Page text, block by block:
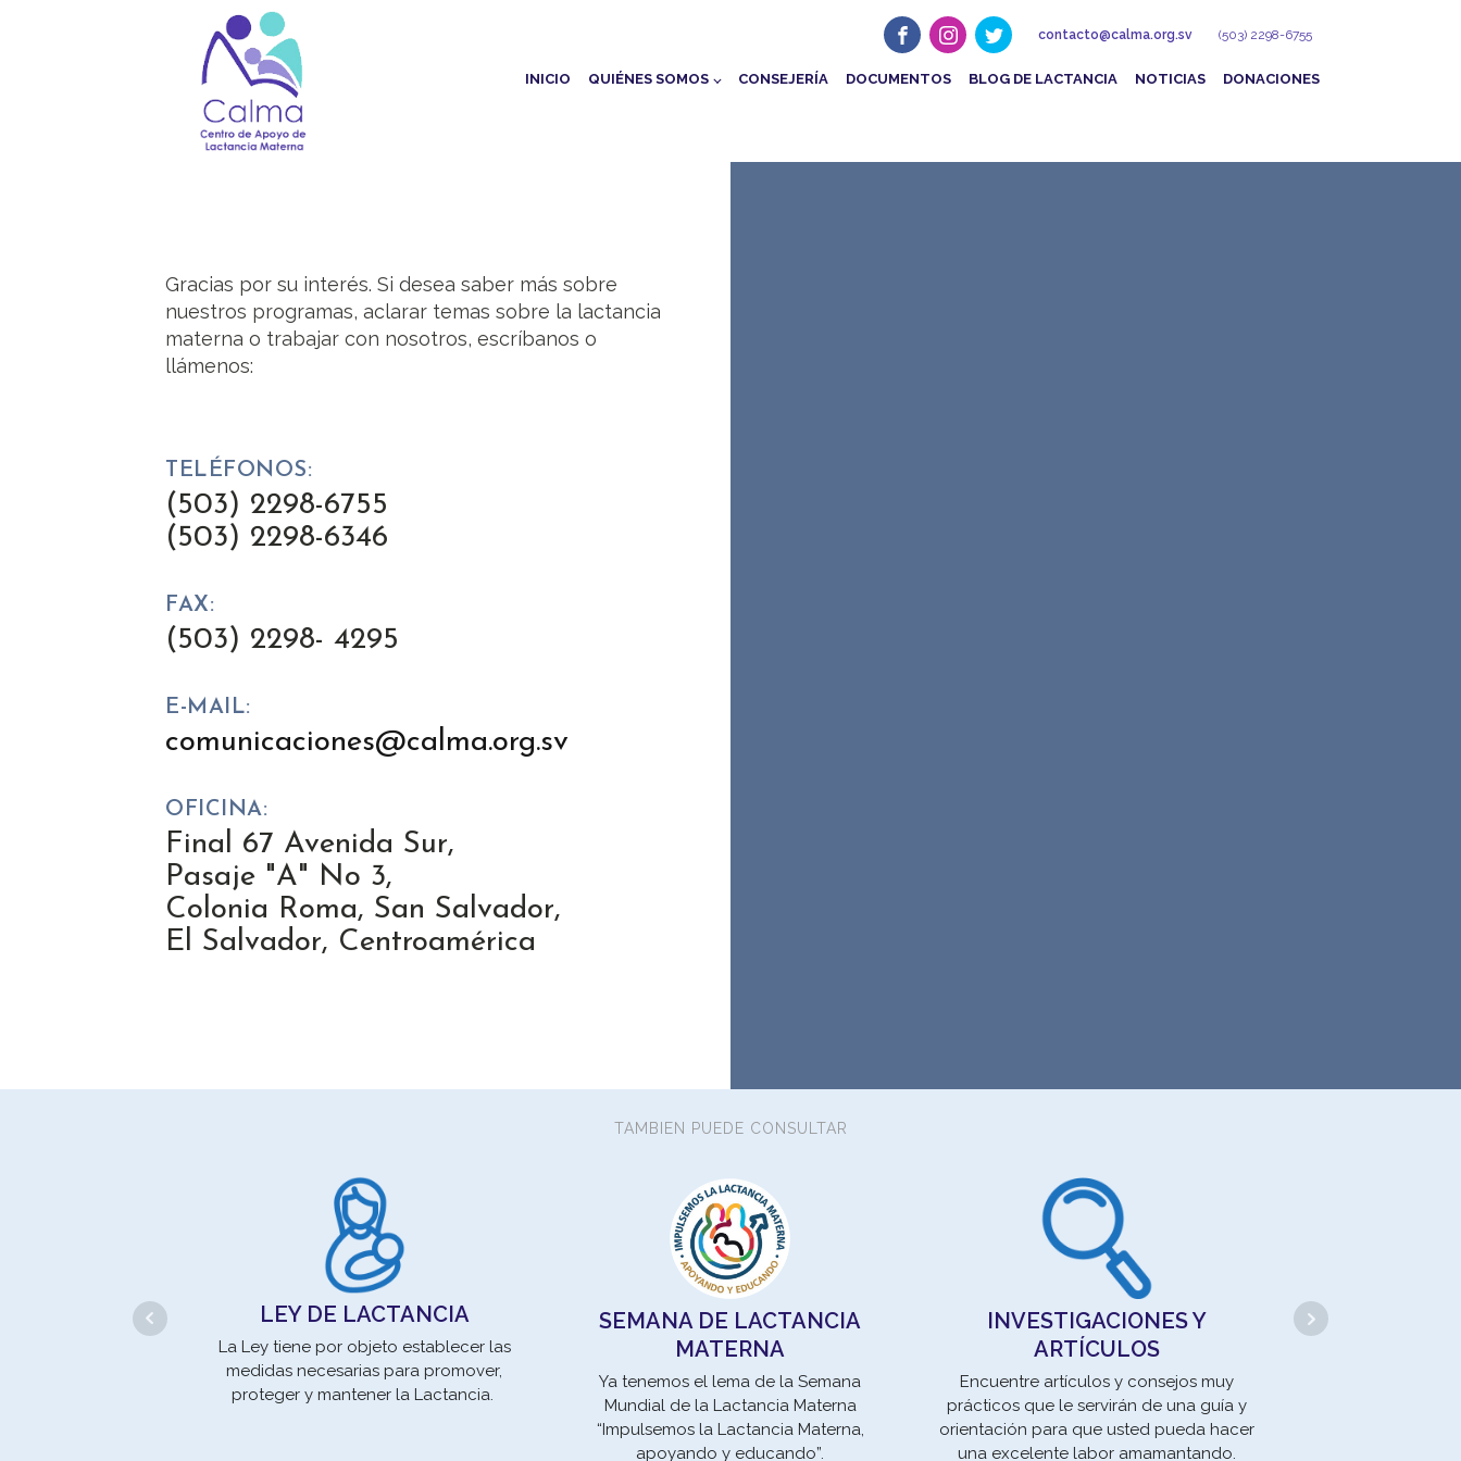
contacto@calma.org.sv (503) 2298-6755
INICIO QUIÉNES SOMOS CONSEJERÍA DOCUMENTOS BLOG DE LACTANCIA NOTICIAS DONACIONES
Gracias por su interés. Si desea saber más sobre
nuestros programas, aclarar temas sobre la lactancia
materna o trabajar con nosotros, escríbanos o
llámenos:
TELÉFONOS:
(503) 2298-6755
(503) 2298-6346
FAX:
(503) 2298- 4295
E-MAIL:
comunicaciones@calma.org.sv
OFICINA:
Final 67 Avenida Sur,
Pasaje "A" No 3,
Colonia Roma, San Salvador,
El Salvador, Centroamérica
TAMBIEN PUEDE CONSULTAR
LEY DE LACTANCIA
La Ley tiene por objeto establecer las
medidas necesarias para promover,
proteger y mantener la Lactancia.
SEMANA DE LACTANCIA
MATERNA
Ya tenemos el lema de la Semana
Mundial de la Lactancia Materna
“Impulsemos la Lactancia Materna,
apoyando y educando”.
INVESTIGACIONES Y
ARTÍCULOS
Encuentre artículos y consejos muy
prácticos que le servirán de una guía y
orientación para que usted pueda hacer
una excelente labor amamantando.
BANCOS DE